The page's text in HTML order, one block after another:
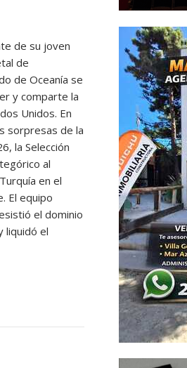
de su joven
de
de Oceanía se
y comparte la
Unidos. En
sorpresas de la
la Selección
al
en el
El equipo
el dominio
liquidó el